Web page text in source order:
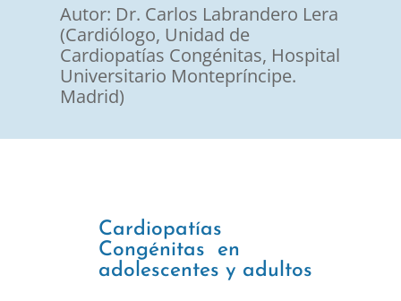
Autor: Dr. Carlos Labrandero Lera
(Cardiólogo, Unidad de
Cardiopatías Congénitas, Hospital
Universitario Montepríncipe.
Madrid)
Cardiopatías
Congénitas en
adolescentes y adultos